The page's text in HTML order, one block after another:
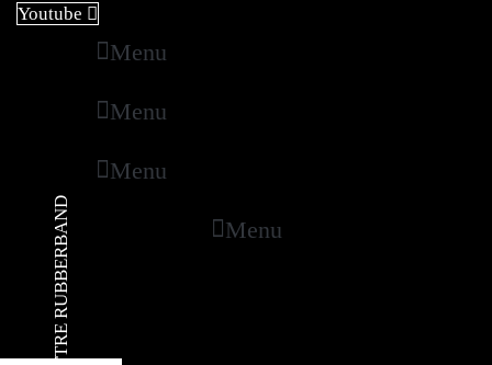
Youtube
Menu
Menu
Menu
Menu
INFOLETTRE RUBBERBAND